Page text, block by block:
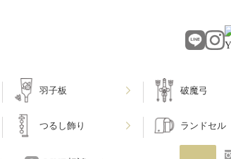
羽子板 破魔弓
つるし飾り ランドセル